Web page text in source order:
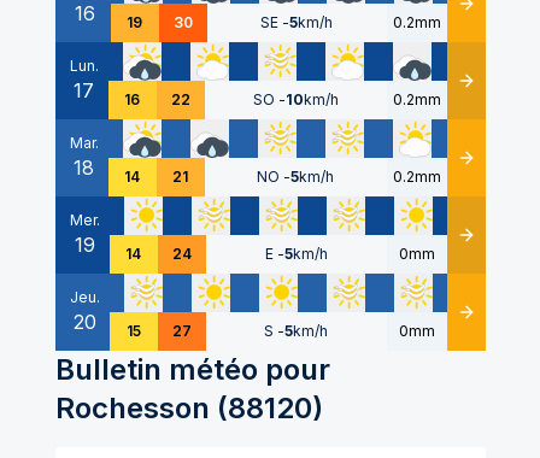
16 19 30 SE -5km/h 0.2mm Détails
Lun.
17 16 22 SO -10km/h 0.2mm Détails
Mar.
18 14 21 NO -5km/h 0.2mm Détails
Mer.
19 14 24 E -5km/h 0mm Détails
Jeu.
20 15 27 S -5km/h 0mm Détails
Bulletin météo pour
Rochesson (88120)